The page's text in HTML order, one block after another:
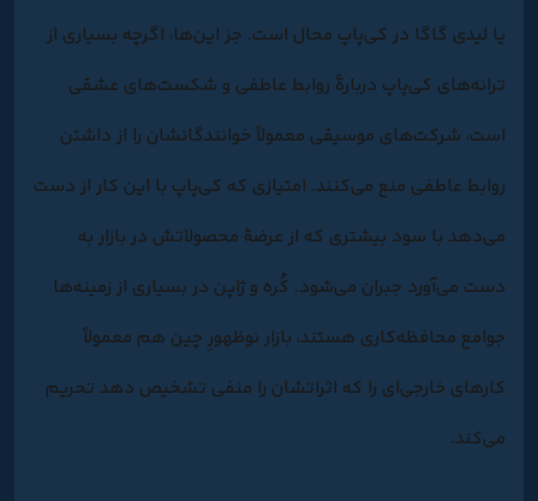
یا لیدی گاگا در کی‌پاپ محال است. جز این‌ها، اگرچه بسیاری از
ترانه‌های کی‌پاپ دربارۀ روابط عاطفی و شکست‌های عشقی
است، شرکت‌های موسیقی معمولاً خوانندگانشان را از داشتن
روابط عاطفی منع می‌کنند. امتیازی که کی‌پاپ با این کار از دست
می‌دهد با سود بیشتری که از عرضۀ محصولاتش در بازار به
دست می‌آورد جبران می‌شود. کُره و ژاپن در بسیاری از زمینه‌ها
جوامع محافظه‌کاری هستند، بازار نوظهورِ چین هم معمولاً
کارهای خارجی‌ای را که اثراتشان را منفی تشخیص دهد تحریم
می‌کند.